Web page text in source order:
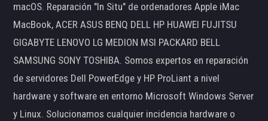
macOS. Reparación "In Situ" de ordenadores Apple iMac
MacBook, ACER ASUS BENQ DELL HP HUAWEI FUJITSU
GIGABYTE LENOVO LG MEDION MSI PACKARD BELL
SAMSUNG SONY TOSHIBA. Somos expertos en reparación
de servidores Dell PowerEdge y HP ProLiant a nivel
hardware y software en entorno Microsoft Windows Server
y Linux. Solucionamos cualquier incidencia hardware o